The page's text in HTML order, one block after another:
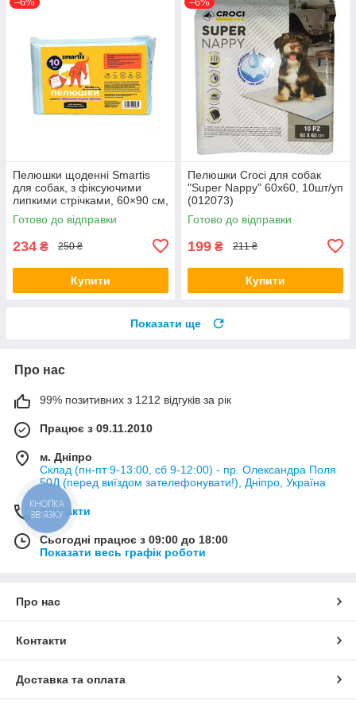
Пелюшки щоденні Smartis
для собак, з фіксуючими
липкими стрічками, 60×90 см,
10 шт
Готово до відправки
234 ₴ 250 ₴
Купити
Пелюшки Croci для собак
"Super Nappy" 60х60, 10шт/уп
(012073)
Готово до відправки
199 ₴ 211 ₴
Купити
Показати ще
Про нас
99% позитивних з 1212 відгуків за рік
Працює з 09.11.2010
м. Дніпро
Склад (пн-пт 9-13:00, сб 9-12:00) - пр. Олександра Поля
50Д (перед виїздом зателефонувати!), Дніпро, Україна
Контакти
Сьогодні працює з 09:00 до 18:00
Показати весь графік роботи
Про нас
Контакти
Доставка та оплата
КНОПКА
ЗВ'ЯЗКУ